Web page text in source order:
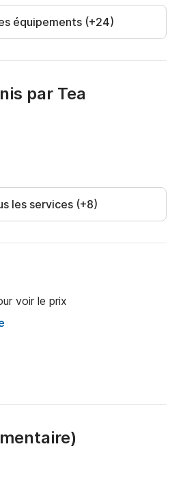
équipements (+24)
par Tea
les services (+8)
voir le prix
)